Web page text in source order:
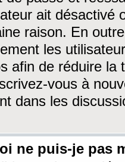
ait désactivé
raison. En
les
afin de réduire la
vous à
dans les
ne puis-je pas